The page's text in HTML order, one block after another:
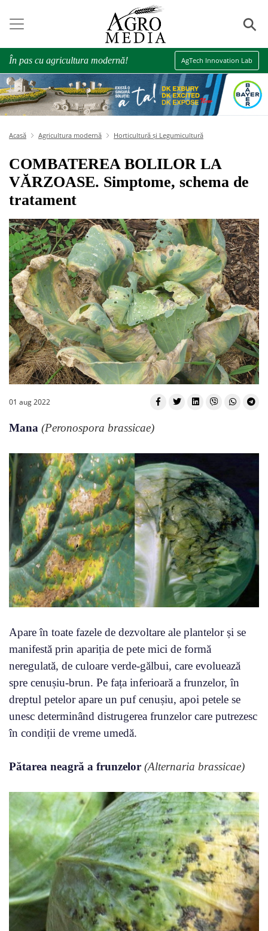
⚲
În pas cu agricultura modernă! AgTech Innovation Lab
Acasă Agricultura modernă Horticultură și Legumicultură
COMBATEREA BOLILOR LA
VĂRZOASE. Simptome, schema de
tratament
01 aug 2022
Mana (Peronospora brassicae)
Apare în toate fazele de dezvoltare ale plantelor și se
manifestă prin apariția de pete mici de formă
neregulată, de culoare verde-gălbui, care evoluează
spre cenușiu-brun. Pe fața inferioară a frunzelor, în
dreptul petelor apare un puf cenușiu, apoi petele se
unesc determinând distrugerea frunzelor care putrezesc
în condiții de vreme umedă.
Pătarea neagră a frunzelor (Alternaria brassicae)